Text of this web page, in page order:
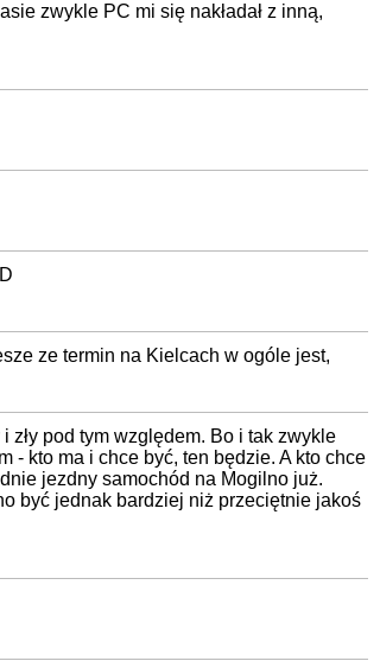
zwykle PC mi się nakładał z inną,
ze termin na Kielcach w ogóle jest,
zły pod tym względem. Bo i tak zwykle
- kto ma i chce być, ten będzie. A kto chce
jezdny samochód na Mogilno już.
być jednak bardziej niż przeciętnie jakoś